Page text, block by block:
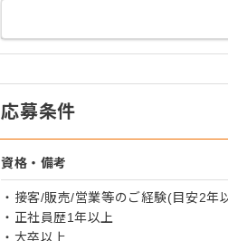
応募条件
資格・備考
・接客/販売/営業等のご経験(目安2年
・正社員歴1年以上
・大卒以上